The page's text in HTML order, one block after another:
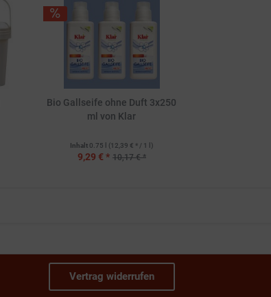
Bio Gallseife ohne Duft 3x250
ml von Klar
Inhalt 0.75 l (12,39 € * / 1 l)
9,29 € * 10,17 € *
Vertrag widerrufen